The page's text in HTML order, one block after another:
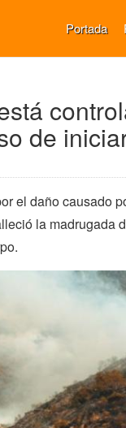
Portada
de
el daño causado
la madrugada